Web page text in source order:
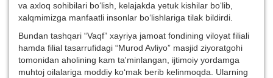
va axloq sohibilari bo‘lish, kelajakda yetuk kishilar bo‘lib,
xalqmimizga manfaatli insonlar bo‘lishlariga tilak bildirdi.
Bundan tashqari “Vaqf” xayriya jamoat fondining viloyat filiali
hamda filial tasarrufidagi “Murod Avliyo” masjid ziyoratgohi
tomonidan aholining kam ta'minlangan, ijtimoiy yordamga
muhtoj oilalariga moddiy ko‘mak berib kelinmoqda. Ularning